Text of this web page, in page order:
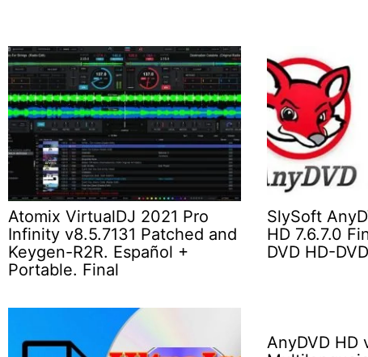
Atomix VirtualDJ 2021 Pro
Infinity v8.5.7131 Patched and
Keygen-R2R. Español +
Portable. Final
SlySoft
HD 7.6.7.0
DVD HD-
AnyDVD HD